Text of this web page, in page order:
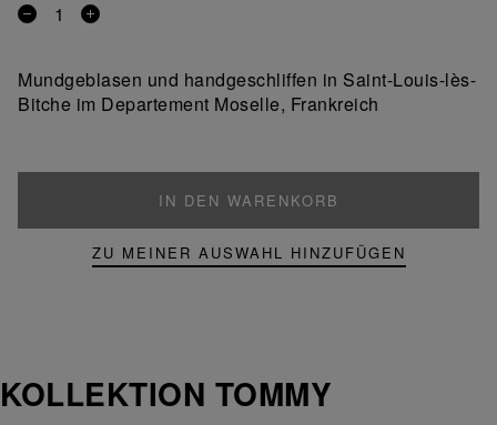
Entfernen
Produkt
Ein
Mundgeblasen und handgeschliffen in Saint-Louis-lès-
Bitche im Departement Moselle, Frankreich
IN DEN WARENKORB
ZU MEINER AUSWAHL HINZUFÜGEN
KOLLEKTION TOMMY